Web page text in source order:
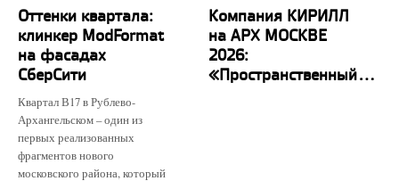
Оттенки квартала:
клинкер ModFormat
на фасадах
СберСити
Квартал В17 в Рублево-
Архангельском – один из
первых реализованных
фрагментов нового
московского района, который
Компания КИРИЛЛ
на АРХ МОСКВЕ
2026:
«Пространственный...